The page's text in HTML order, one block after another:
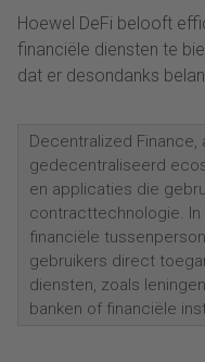
Hoewel DeFi belooft
financiële diensten te
dat er desondanks
Decentralized Finance,
gedecentraliseerd
en applicaties die
contracttechnologie. In
financiële
gebruikers direct
diensten, zoals
banken of financiële